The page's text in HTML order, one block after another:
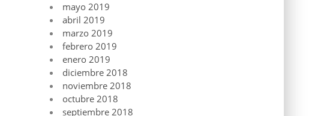
mayo 2019
abril 2019
marzo 2019
febrero 2019
enero 2019
diciembre 2018
noviembre 2018
octubre 2018
septiembre 2018